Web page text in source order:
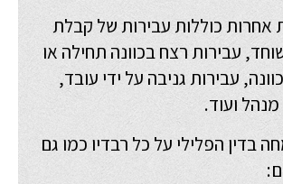
אחרות כוללות עבירות של קבלת
עבירות רצח בכוונה תחילה או
עבירות גניבה על ידי עובד,
מנהל ועוד.
בדין הפלילי על כל רבדיו כמו גם